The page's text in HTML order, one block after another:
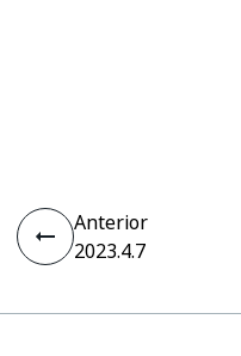
Anterior
2023.4.7